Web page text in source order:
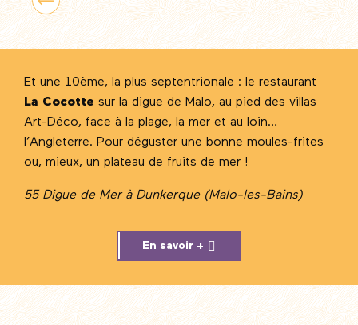
Et une 10ème, la plus septentrionale : le restaurant
La Cocotte sur la digue de Malo, au pied des villas
Art-Déco, face à la plage, la mer et au loin…
l’Angleterre. Pour déguster une bonne moules-frites
ou, mieux, un plateau de fruits de mer !
55 Digue de Mer à Dunkerque (Malo-les-Bains)
En savoir +